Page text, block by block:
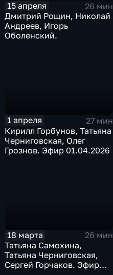
15 апреля
26 мин
Дмитрий Рощин, Николай
Андреев, Игорь
Оболенский.
1 апреля
27 мин
Кирилл Горбунов, Татьяна
Черниговская, Олег
Грознов. Эфир 01.04.2026
18 марта
26 мин
Татьяна Самохина,
Татьяна Черниговская,
Сергей Горчаков. Эфир